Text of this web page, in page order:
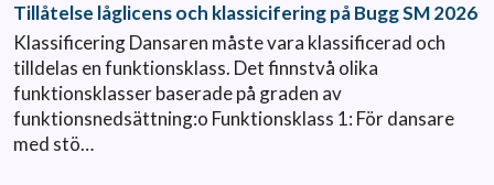
Tillåtelse låglicens och klassicifering på Bugg SM 2026
Klassificering Dansaren måste vara klassificerad och
tilldelas en funktionsklass. Det finnstvå olika
funktionsklasser baserade på graden av
funktionsnedsättning:o Funktionsklass 1: För dansare
med stö…